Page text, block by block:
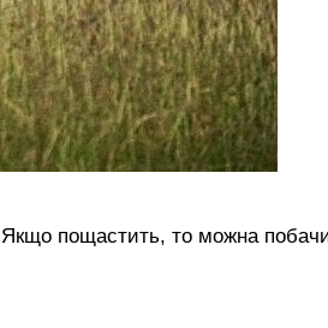
Якщо пощастить, то можна